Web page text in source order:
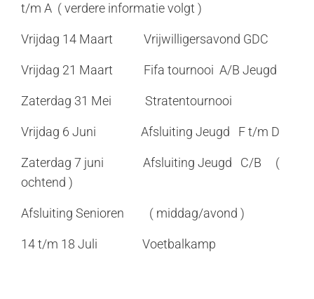
t/m A ( verdere informatie volgt )
Vrijdag 14 Maart Vrijwilligersavond GDC
Vrijdag 21 Maart Fifa tournooi A/B Jeugd
Zaterdag 31 Mei Stratentournooi
Vrijdag 6 Juni Afsluiting Jeugd F t/m D
Zaterdag 7 juni Afsluiting Jeugd C/B (
ochtend )
Afsluiting Senioren ( middag/avond )
14 t/m 18 Juli Voetbalkamp